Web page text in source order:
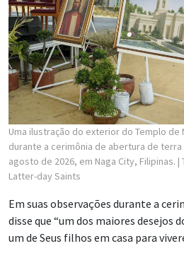
Uma ilustração do exterior do Templo de
durante a cerimônia de abertura de
agosto de 2026, em Naga City, Filipinas. |
Latter-day Saints
Em suas observações durante a
disse que “um dos maiores desejos
um de Seus filhos em casa para